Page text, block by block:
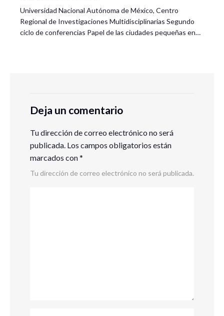
Universidad Nacional Autónoma de México, Centro
Regional de Investigaciones Multidisciplinarias Segundo
ciclo de conferencias Papel de las ciudades pequeñas en…
Deja un comentario
Tu dirección de correo electrónico no será
publicada. Los campos obligatorios están
marcados con*
Tu dirección de correo electrónico no será publicada.